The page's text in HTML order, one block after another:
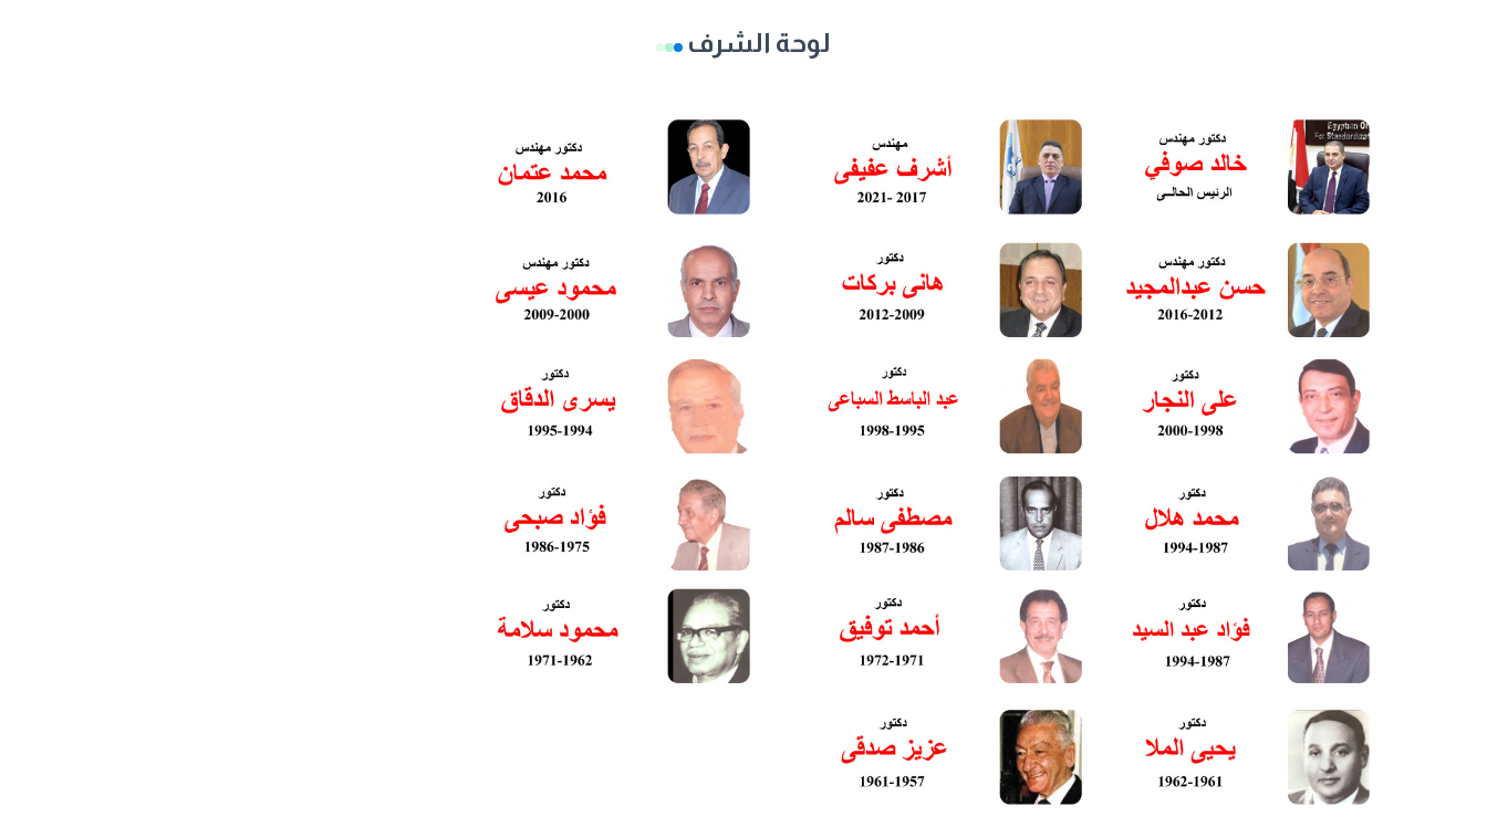
لوحة الشرف